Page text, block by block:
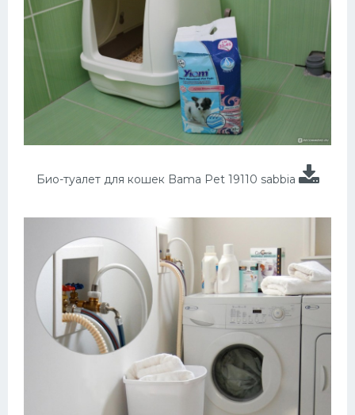
Био-туалет для кошек Bama Pet 19110 sabbia